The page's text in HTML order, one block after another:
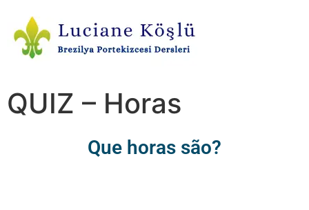
QUIZ – Horas
Que horas são?